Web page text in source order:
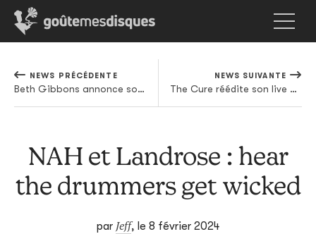
NEWS PRÉCÉDENTE
Beth Gibbons annonce son album solo et la tournée qui va avec
NEWS SUIVANTE
The Cure réédite son live à Paris
NAH et Landrose : hear
the drummers get wicked
par Jeff, le 8 février 2024